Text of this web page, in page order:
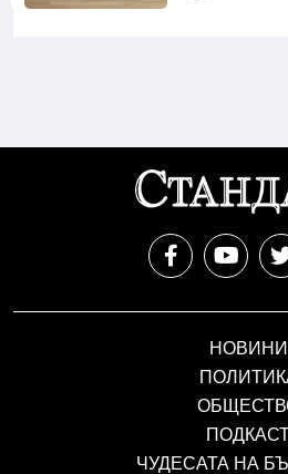
НОВИНИ
ЧУДЕСАТА НА